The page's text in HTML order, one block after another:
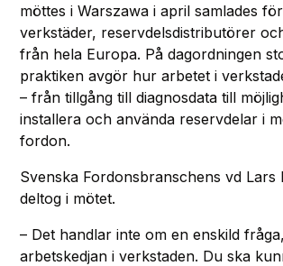
möttes i Warszawa i april samlades
verkstäder, reservdelsdistributörer
från hela Europa. På dagordningen
praktiken avgör hur arbetet i
– från tillgång till diagnosdata till
installera och använda reservdelar i
fordon.
Svenska Fordonsbranschens vd Lars
deltog i mötet.
– Det handlar inte om en enskild
arbetskedjan i verkstaden. Du ska